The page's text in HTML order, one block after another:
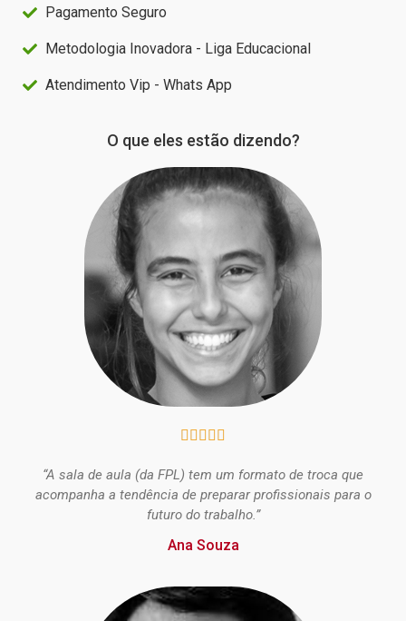
Pagamento Seguro
Metodologia Inovadora - Liga Educacional
Atendimento Vip - Whats App
O que eles estão dizendo?
    
“A sala de aula (da FPL) tem um formato de troca que
acompanha a tendência de preparar profissionais para o
futuro do trabalho.”
Ana Souza